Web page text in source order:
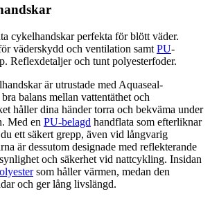
a cykelhandskarperfekta för blött väder.
väderskydd och ventilation samt PU-
. Reflexdetaljer och tunt polyesterfoder.
är utrustade med Aquaseal-
balans mellan vattentäthet och
håller dina händer torra och bekväma under
Med en PU-belagd handflata som efterliknar
ett säkert grepp, även vid långvarig
är dessutom designade med reflekterande
och säkerhet vid nattcykling. Insidan
som håller värmen, medan den
och ger lång livslängd.